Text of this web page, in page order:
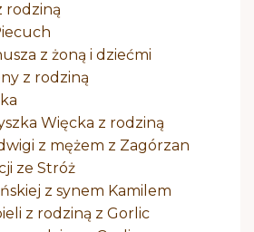
rodziną
z żoną i dziećmi
z rodziną
Więcka z rodziną
z mężem z Zagórzan
ze Stróż
z synem Kamilem
z rodziną z Gorlic